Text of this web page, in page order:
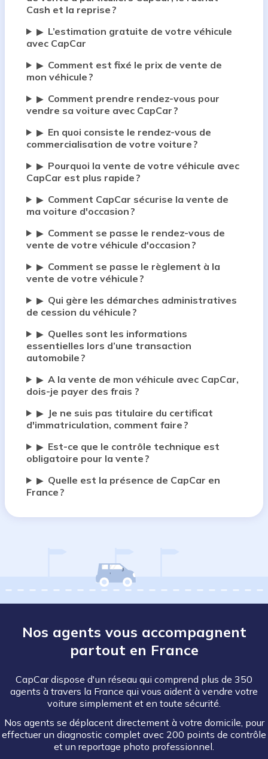
Cash et la reprise ?
▶ L’estimation gratuite de votre véhicule
avec CapCar
▶ Comment est fixé le prix de vente de
mon véhicule ?
▶ Comment prendre rendez-vous pour
vendre sa voiture avec CapCar ?
▶ En quoi consiste le rendez-vous de
commercialisation de votre voiture ?
▶ Pourquoi la vente de votre véhicule avec
CapCar est plus rapide ?
▶ Comment CapCar sécurise la vente de
ma voiture d'occasion ?
▶ Comment se passe le rendez-vous de
vente de votre véhicule d'occasion ?
▶ Comment se passe le règlement à la
vente de votre véhicule ?
▶ Qui gère les démarches administratives
de cession du véhicule ?
▶ Quelles sont les informations
essentielles lors d’une transaction
automobile ?
▶ A la vente de mon véhicule avec CapCar,
dois-je payer des frais ?
▶
Je ne suis pas titulaire du certificat
d'immatriculation, comment faire ?
▶ Est-ce que le contrôle technique est
obligatoire pour la vente ?
▶ Quelle est la présence de CapCar en
France ?
Nos agents vous accompagnent
partout en France
CapCar dispose d'un réseau qui comprend plus de 350
agents à travers la France qui vous aident à vendre votre
voiture simplement et en toute sécurité.
Nos agents se déplacent directement à votre domicile, pour
effectuer un diagnostic complet avec 200 points de contrôle
et un reportage photo professionnel.